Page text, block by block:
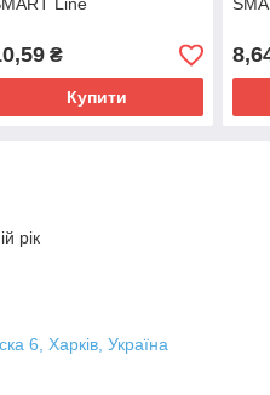
Line
₴
Купити
рік
6, Харків, Україна